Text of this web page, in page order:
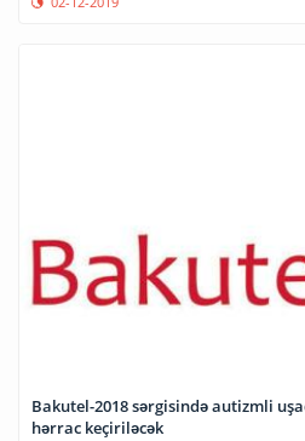
Bakutel-2018 sərgisində autizmli
hərrac keçiriləcək